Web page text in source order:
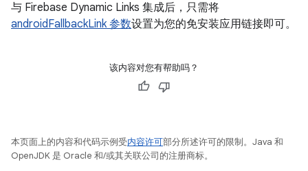
与 Firebase Dynamic Links 集成后，只需将
androidFallbackLink 参数设置为您的免安装应用链接即可。
该内容对您有帮助吗？
本页面上的内容和代码示例受内容许可部分所述许可的限制。Java 和
OpenJDK 是 Oracle 和/或其关联公司的注册商标。